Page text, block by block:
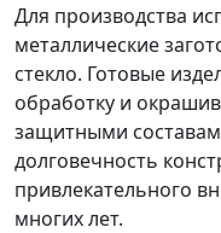
Для производства
металлические
стекло. Готовые
обработку и
защитными
долговечность
привлекательного
многих лет.